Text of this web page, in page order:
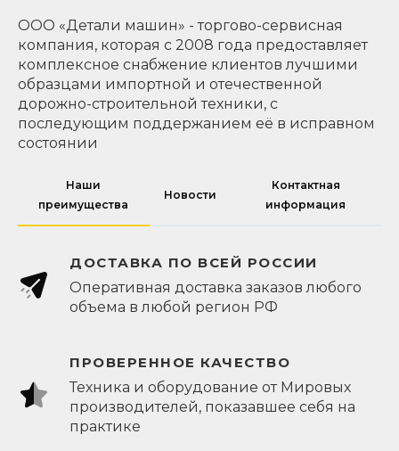
ООО «Детали машин» - торгово-сервисная
компания, которая с 2008 года предоставляет
комплексное снабжение клиентов лучшими
образцами импортной и отечественной
дорожно-строительной техники, с
последующим поддержанием её в исправном
состоянии
Наши
преимущества
Новости
Контактная
информация
ДОСТАВКА ПО ВСЕЙ РОССИИ
Оперативная доставка заказов любого
объема в любой регион РФ
ПРОВЕРЕННОЕ КАЧЕСТВО
Техника и оборудование от Мировых
производителей, показавшее себя на
практике